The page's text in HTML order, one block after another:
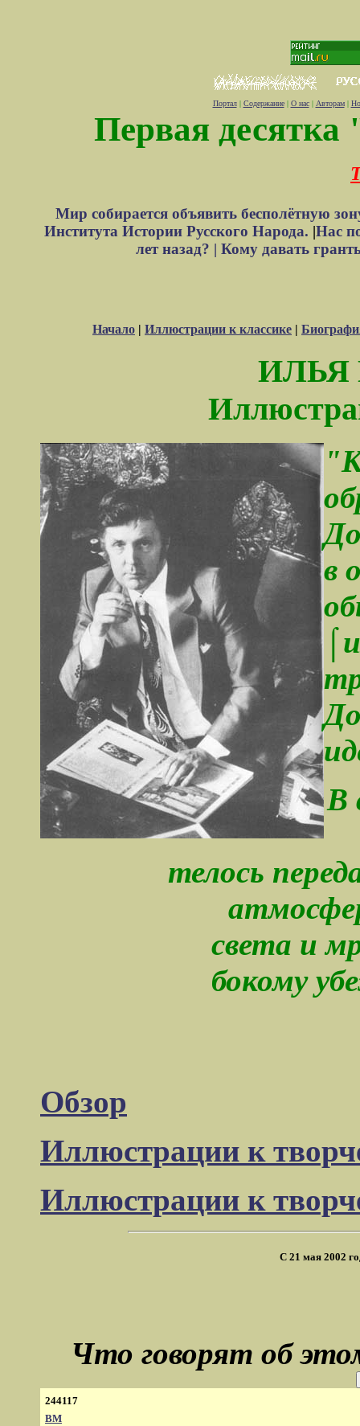
Портал| Содержание| О нас| Авторам|
Первая десятка
Мир собирается объявить бесполётную
Института Истории Русского Народа. |Нас
лет назад? | Кому давать
Начало | Иллюстрации к классике |
ИЛЬЯ
в
В
телось
света и
бокому
Обзор
Иллюстрации к
Иллюстрации к
С 21 мая 2002
Что говорят об
244117
ВМ